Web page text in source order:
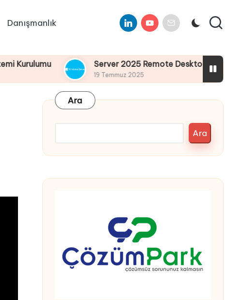
Danışmanlık LinkedinYoutube
E-
Mail
Server 2025 Remote Desktop Services Bölüm4 :
19 Temmuz 2025
Ara
Ara